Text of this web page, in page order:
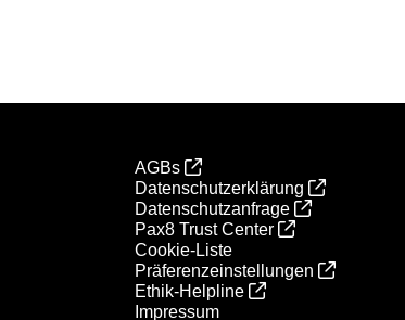
AGBs
Datenschutzerklärung
Datenschutzanfrage
Pax8 Trust Center
Cookie-Liste
Präferenzeinstellungen
Ethik‑Helpline
Impressum